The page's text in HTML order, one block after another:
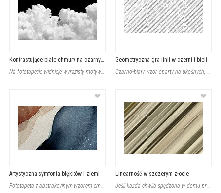
Kontrastujące białe chmury na czarnym tle
Na fototapecie widnieje wyrazisty motyw puszystych, białych chmur na głębokim, c
Geometryczna gra linii w czerni i bieli
Czarno-biały wzór oparty na ukośnych, równoległych kreskach tworzy minimalistycz
❤
Artystyczna symfonia błękitów i ziemi
Fototapeta z abstrakcyjnym wzorem emanuje artystyczną siłą dzięki dynamicznemu p
❤
Linearność w szczerym złocie
Jeśli każda chwila spędzona w domu przysparza Tobie dziwne uczucia braków aranża